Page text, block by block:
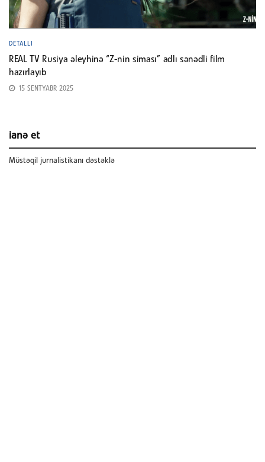
DETALLI
REAL TV Rusiya əleyhinə “Z-nin siması” adlı sənədli film
hazırlayıb
15 SENTYABR 2025
ianə et
Müstəqil jurnalistikanı dəstəklə